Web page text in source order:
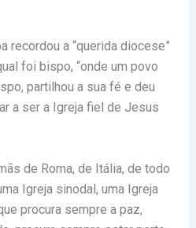
recordou a “querida diocese”
foi bispo, “onde um povo
partilhou a sua fé e deu
a ser a Igreja fiel de Jesus
de Roma, de Itália, de todo
Igreja sinodal, uma Igreja
procura sempre a paz,